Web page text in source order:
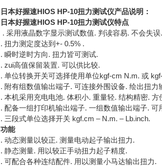
日本好握速HIOS HP-10扭力测试仪产品说明：
日本好握速HIOS HP-10扭力测试仪特点
. 采用液晶数字显示测试数值. 判读容易. 不会失误.
. 扭力测定度达到+- 0.5% .
. 瞬时逆时方向. 扭力皆可测试.
. zui高值保留装置. 可以供比较.
. 单位转换开关可选择使用单位kgf-cm N.m. 或
. 附有组数值输出端子. 可连接外围设备. 绘出扭
. 本机采用充电电池. 体积小. 重量轻. 结构精密. 方
. 配备一组打印机输出端子. 一组数值输出端子.
. 三段式单位选择开关 kgf.cm – N.m. – Lb.inch.
功能
. 动态测量以较正. 测量电动起子输出扭力.
. 静态测量. 用以较正手动扭力起子精度.
. 可配合各种连结配件. 用以测量小马达输出扭力.